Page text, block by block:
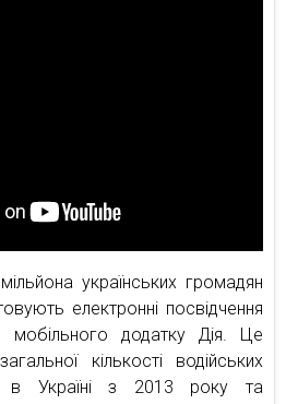
українських громадян
електронні посвідчення
додатку Дія. Це
кількості водійських
в Україні з 2013 року та